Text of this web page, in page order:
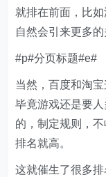
就排在前面，比
自然会引来更多的
#p#分页标题#e#
当然，百度和淘
毕竟游戏还是要
的，制定规则，
排名就高。
这就催生了很多